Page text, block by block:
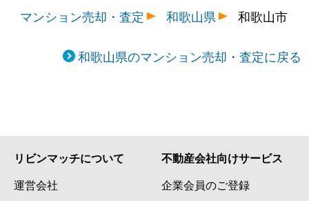
マンション売却・査定
和歌山県 和歌山市
和歌山県のマンション売却・査定に戻る
リビンマッチについて
運営会社
不動産会社向けサービス
企業会員のご登録